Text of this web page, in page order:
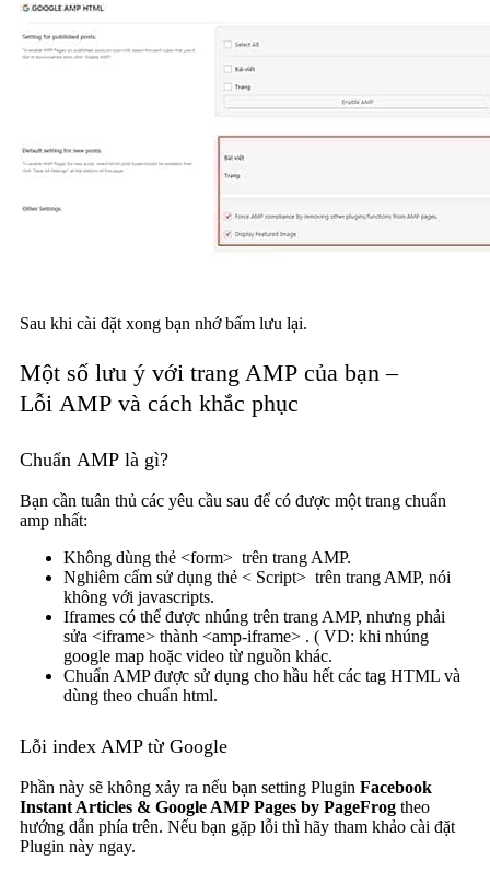
Sau khi cài đặt xong bạn nhớ bấm lưu lại.
Một số lưu ý với trang AMP của bạn –
Lỗi AMP và cách khắc phục
Chuẩn AMP là gì?
Bạn cần tuân thủ các yêu cầu sau để có được một trang chuẩn
amp nhất:
Không dùng thẻ <form> trên trang AMP.
Nghiêm cấm sử dụng thẻ < Script> trên trang AMP, nói
không với javascripts.
Iframes có thể được nhúng trên trang AMP, nhưng phải
sửa <iframe> thành <amp-iframe> . ( VD: khi nhúng
google map hoặc video từ nguồn khác.
Chuẩn AMP được sử dụng cho hầu hết các tag HTML và
dùng theo chuẩn html.
Lỗi index AMP từ Google
Phần này sẽ không xảy ra nếu bạn setting Plugin Facebook
Instant Articles & Google AMP Pages by PageFrog theo
hướng dẫn phía trên. Nếu bạn gặp lỗi thì hãy tham khảo cài đặt
Plugin này ngay.